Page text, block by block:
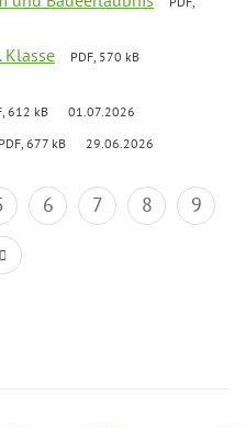
Klasse
PDF, 570 kB
612 kB 01.07.2026
PDF, 677 kB 29.06.2026
6 7 8
9